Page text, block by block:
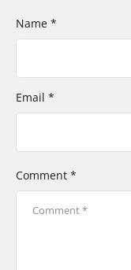
Comment *
Name *
Email *